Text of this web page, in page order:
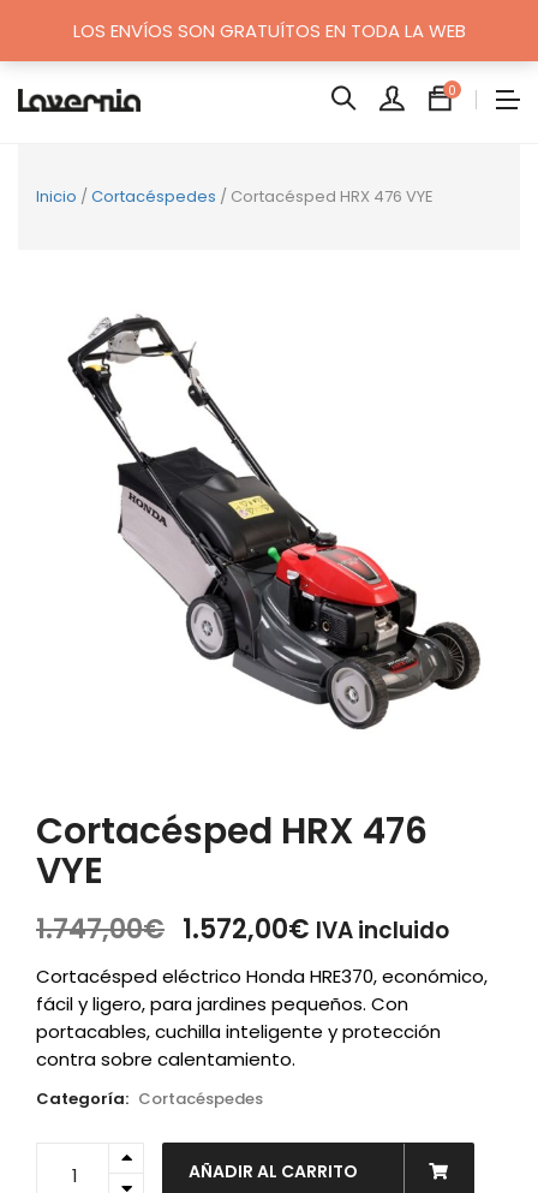
0
Inicio / Cortacéspedes / Cortacésped HRX 476 VYE
SALE!
Cortacésped HRX 476
VYE
1.747,00€ El
original
era:
1.747,00€.
1.572,00€ El
actual
es:
1.572,00€.
IVA incluido
Cortacésped eléctrico Honda HRE370, económico,
fácil y ligero, para jardines pequeños. Con
portacables, cuchilla inteligente y protección
contra sobre calentamiento.
Categoría: Cortacéspedes
Cortacésped
AÑADIR AL CARRITO
LOS ENVÍOS SON GRATUÍTOS EN TODA LA WEB